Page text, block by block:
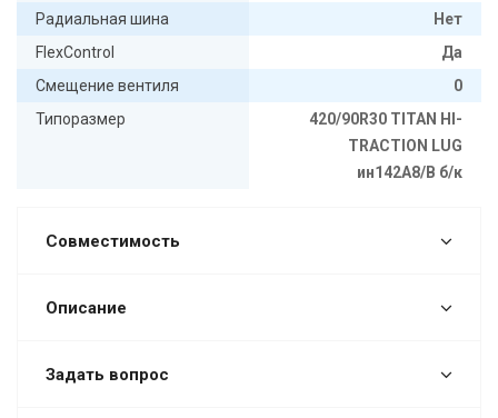
Радиальная шина
Нет
FlexControl
Да
Смещение вентиля
0
Типоразмер
420/90R30 TITAN HI-
TRACTION LUG
ин142А8/B б/к
Совместимость
Описание
Задать вопрос